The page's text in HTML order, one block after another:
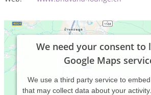
We need your consent to
Google Maps
We use a third party service to
that may collect data about your